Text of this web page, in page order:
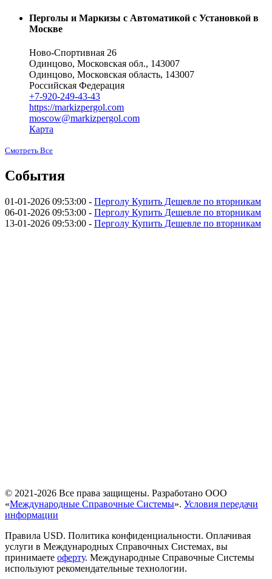
Перголы и Маркизы с Автоматикой с Установкой в
Москве
Ново-Спортивная 26
Одинцово, Московская обл., 143007
Одинцово, Московская область, 143007
Российская Федерация
+7-920-249-43-43
https://markizpergol.com
moscow@markizpergol.com
Карта
Смотреть Все
События
01-01-2026 09:53:00 - Перголу Купить Дешевле по вторникам
06-01-2026 09:53:00 - Перголу Купить Дешевле по вторникам
13-01-2026 09:53:00 - Перголу Купить Дешевле по вторникам
© 2021-2026 Все права защищены. Разработано ООО
«Международные Справочные Системы». Условия передачи
информации
Правила USD. Политика конфиденциальности. Оплачивая
услуги в Международных Справочных Системах, вы
принимаете оферту. Международные Справочные Системы
используют рекомендательные технологии.